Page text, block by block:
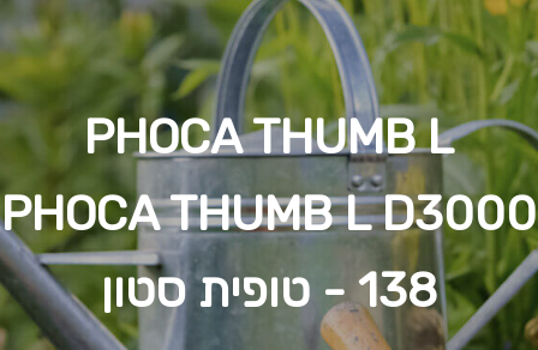
PHOCA THUMB L
PHOCA THUMB L D3000
138 - טופית סטון